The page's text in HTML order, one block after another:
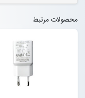
محصولات مرتبط